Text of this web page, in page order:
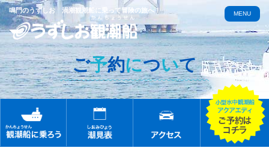
鳴門のうずしお 渦潮観潮船に乗って冒険の旅へ！ MENU
ご予約について